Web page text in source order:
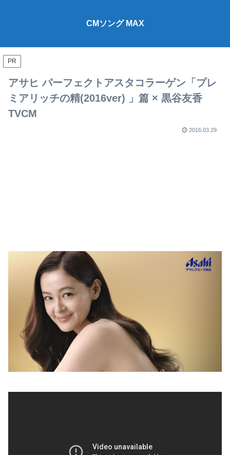
CMソング MAX
PR
アサヒ パーフェクトアスタコラーゲン「プレ
ミアリッチの精(2016ver) 」篇 × 黒谷友香
TVCM
2016.03.29